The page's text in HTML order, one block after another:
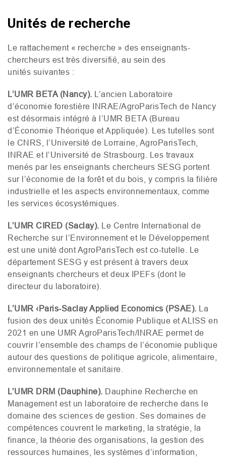
Unités de recherche
Le rattachement « recherche » des enseignants-
chercheurs est très diversifié, au sein des
unités suivantes :
L’UMR BETA(Nancy). L’ancien Laboratoire
d’économie forestière INRAE/AgroParisTech de Nancy
est désormais intégré à l’UMR BETA (Bureau
d’Économie Théorique et Appliquée). Les tutelles sont
le CNRS , l’Université de Lorraine, AgroParisTech,
INRAE et l’Université de Strasbourg. Les travaux
menés par les enseignants chercheurs SESG portent
sur l’économie de la forêt et du bois, y compris la filière
industrielle et les aspects environnementaux, comme
les services écosystémiques.
L’UMR CIRED (Saclay). Le Centre International de
Recherche sur l’Environnement et le Développement
est une unité dont AgroParisTech est co-tutelle. Le
département SESG y est présent à travers deux
enseignants chercheurs et deux IPEFs (dont le
directeur du laboratoire).
L’UMR ‹Paris-Saclay Applied Economics (PSAE). La
fusion des deux unités Économie Publique et ALISS en
2021 en une UMR AgroParisTech/INRAE permet de
couvrir l’ensemble des champs de l’économie publique
autour des questions de politique agricole, alimentaire,
environnementale et sanitaire.
L’UMR DRM (Dauphine). Dauphine Recherche en
Management est un laboratoire de recherche dans le
domaine des sciences de gestion. Ses domaines de
compétences couvrent le marketing, la stratégie, la
finance, la théorie des organisations, la gestion des
ressources humaines, les systèmes d’information,